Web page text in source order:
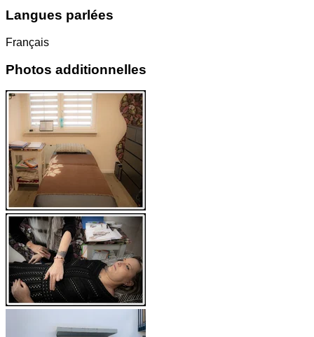
Langues parlées
Français
Photos additionnelles